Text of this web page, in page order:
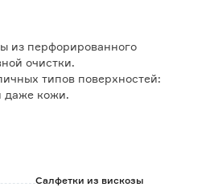
из перфорированного
очистки.
типов поверхностей:
даже кожи.
Салфетки из вискозы